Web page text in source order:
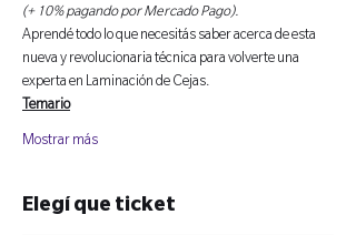
(+ 10% pagando por Mercado Pago).
Aprendé todo lo que necesitás saber acerca de esta
nueva y revolucionaria técnica para volverte una
experta en Laminación de Cejas.
Temario
Mostrar más
Elegí que ticket